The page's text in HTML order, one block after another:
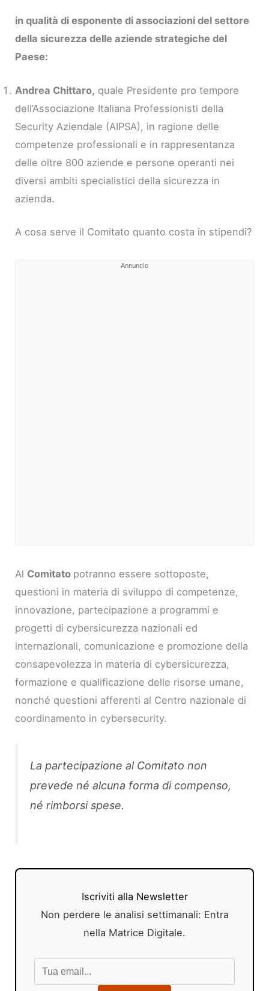
in qualità di esponente di associazioni del settore
della sicurezza delle aziende strategiche del
Paese:
Andrea Chittaro, quale Presidente pro tempore
dell’Associazione Italiana Professionisti della
Security Aziendale (AIPSA), in ragione delle
competenze professionali e in rappresentanza
delle oltre 800 aziende e persone operanti nei
diversi ambiti specialistici della sicurezza in
azienda.
A cosa serve il Comitato quanto costa in stipendi?
Annuncio
Al Comitato potranno essere sottoposte,
questioni in materia di sviluppo di competenze,
innovazione, partecipazione a programmi e
progetti di cybersicurezza nazionali ed
internazionali, comunicazione e promozione della
consapevolezza in materia di cybersicurezza,
formazione e qualificazione delle risorse umane,
nonché questioni afferenti al Centro nazionale di
coordinamento in cybersecurity.
La partecipazione al Comitato non
prevede né alcuna forma di compenso,
né rimborsi spese.
Iscriviti alla Newsletter
Non perdere le analisi settimanali: Entra
nella Matrice Digitale.